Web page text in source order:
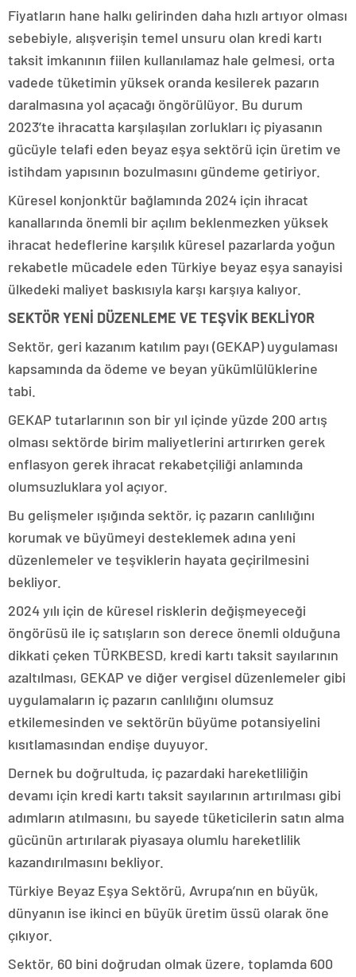
Fiyatların hane halkı gelirinden daha hızlı artıyor olması
sebebiyle, alışverişin temel unsuru olan kredi kartı
taksit imkanının fiilen kullanılamaz hale gelmesi, orta
vadede tüketimin yüksek oranda kesilerek pazarın
daralmasına yol açacağı öngörülüyor. Bu durum
2023’te ihracatta karşılaşılan zorlukları iç piyasanın
gücüyle telafi eden beyaz eşya sektörü için üretim ve
istihdam yapısının bozulmasını gündeme getiriyor.
Küresel konjonktür bağlamında 2024 için ihracat
kanallarında önemli bir açılım beklenmezken yüksek
ihracat hedeflerine karşılık küresel pazarlarda yoğun
rekabetle mücadele eden Türkiye beyaz eşya sanayisi
ülkedeki maliyet baskısıyla karşı karşıya kalıyor.
SEKTÖR YENİ DÜZENLEME VE TEŞVİK BEKLİYOR
Sektör, geri kazanım katılım payı (GEKAP) uygulaması
kapsamında da ödeme ve beyan yükümlülüklerine
tabi.
GEKAP tutarlarının son bir yıl içinde yüzde 200 artış
olması sektörde birim maliyetlerini artırırken gerek
enflasyon gerek ihracat rekabetçiliği anlamında
olumsuzluklara yol açıyor.
Bu gelişmeler ışığında sektör, iç pazarın canlılığını
korumak ve büyümeyi desteklemek adına yeni
düzenlemeler ve teşviklerin hayata geçirilmesini
bekliyor.
2024 yılı için de küresel risklerin değişmeyeceği
öngörüsü ile iç satışların son derece önemli olduğuna
dikkati çeken TÜRKBESD, kredi kartı taksit sayılarının
azaltılması, GEKAP ve diğer vergisel düzenlemeler gibi
uygulamaların iç pazarın canlılığını olumsuz
etkilemesinden ve sektörün büyüme potansiyelini
kısıtlamasından endişe duyuyor.
Dernek bu doğrultuda, iç pazardaki hareketliliğin
devamı için kredi kartı taksit sayılarının artırılması gibi
adımların atılmasını, bu sayede tüketicilerin satın alma
gücünün artırılarak piyasaya olumlu hareketlilik
kazandırılmasını bekliyor.
Türkiye Beyaz Eşya Sektörü, Avrupa’nın en büyük,
dünyanın ise ikinci en büyük üretim üssü olarak öne
çıkıyor.
Sektör, 60 bini doğrudan olmak üzere, toplamda 600